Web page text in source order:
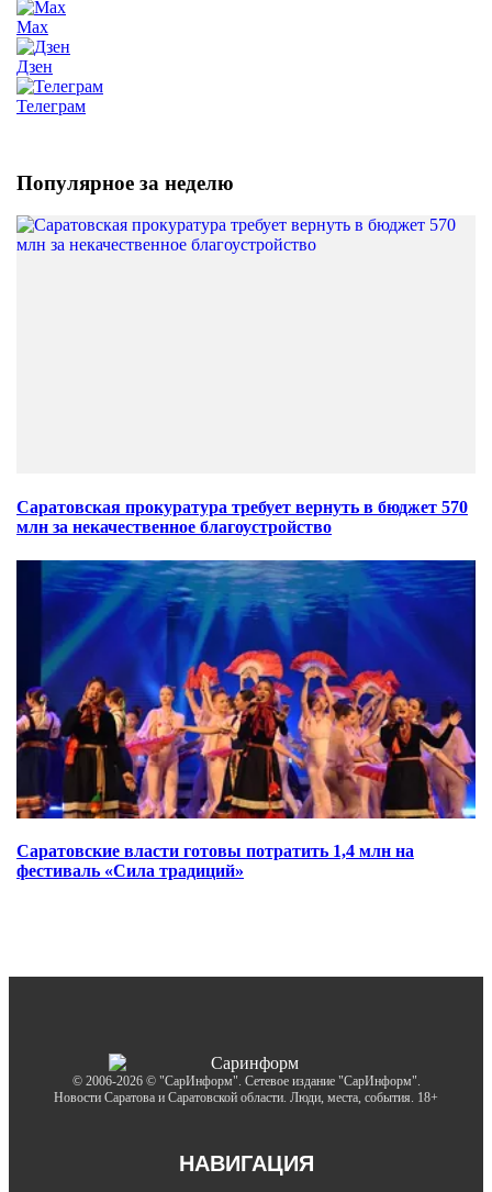
Max
Дзен
Телеграм
Популярное за неделю
Саратовская прокуратура требует вернуть в бюджет 570
млн за некачественное благоустройство
Саратовские власти готовы потратить 1,4 млн на
фестиваль «Сила традиций»
© 2006-2026 © "СарИнформ". Сетевое издание "СарИнформ".
Новости Саратова и Саратовской области. Люди, места, события. 18+
НАВИГАЦИЯ